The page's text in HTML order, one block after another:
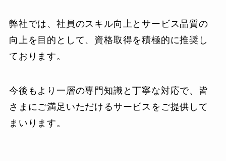
弊社では、社員のスキル向上とサービス品質の
向上を目的として、資格取得を積極的に推奨し
ております。
今後もより一層の専門知識と丁寧な対応で、皆
さまにご満足いただけるサービスをご提供して
まいります。